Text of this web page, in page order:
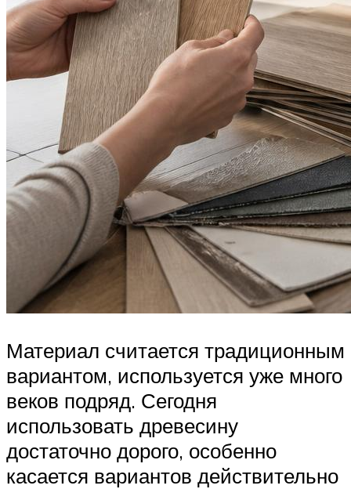
Материал считается традиционным
вариантом, используется уже много
веков подряд. Сегодня
использовать древесину
достаточно дорого, особенно
касается вариантов действительно